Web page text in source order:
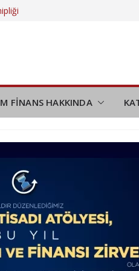
da
FİNANS HAKKINDA